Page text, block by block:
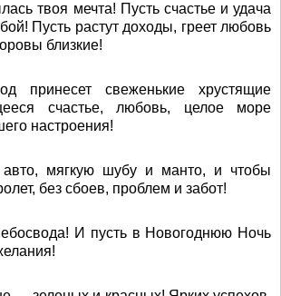
твоя мечта! Пусть счастье и удача
Пусть растут доходы, греет любовь
близкие!
принесет свеженькие хрустящие
счастье, любовь, целое море
настроения!
мягкую шубу и манто, и чтобы
без сбоев, проблем и забот!
И пусть в Новогоднюю Ночь